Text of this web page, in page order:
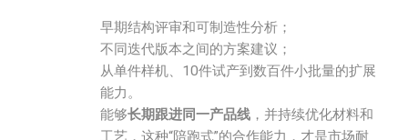
早期结构评审和可制造性分析；
不同迭代版本之间的方案建议；
从单件样机、10件试产到数百件小批量的扩展
能力。
能够长期跟进同一产品线 ，并持续优化材料和
工艺，这种“陪跑式”的合作能力，才是市场耐